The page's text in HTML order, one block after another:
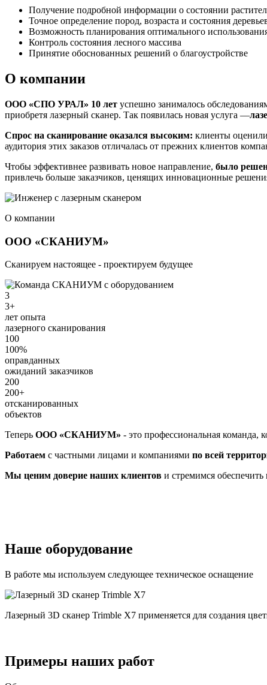
Получение подробной информации о состоянии
Точное определение пород, возраста и состояния
Возможность планирования оптимального
Контроль состояния лесного массива
Принятие обоснованных решений о благоустройстве
О компании
ООО «СПО УРАЛ» 10 лет успешно занималось
приобретя лазерный сканер. Так появилась новая услуга —
Спрос на сканирование оказался высоким: клиенты
аудитория этих заказов отличалась от прежних клиентов
Чтобы эффективнее развивать новое направление, было
привлечь больше заказчиков, ценящих инновационные
О компании
ООО «СКАНИУМ»
Сканируем настоящее - проектируем будущее
3
3+
лет опыта
лазерного сканирования
100
100%
оправданных
ожиданий заказчиков
200
200+
отсканированных
объектов
Теперь ООО «СКАНИУМ» - это профессиональная команда,
Работаем с частными лицами и компаниями по всей
Мы ценим доверие наших клиентов и стремимся
Наше оборудование
В работе мы используем следующее техническое оснащение
Лазерный 3D сканер Trimble X7 применяется для создания
Примеры наших работ